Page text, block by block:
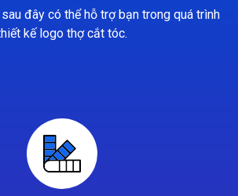
đây có thể hỗ trợ bạn trong quá trình
kế logo thợ cắt tóc.